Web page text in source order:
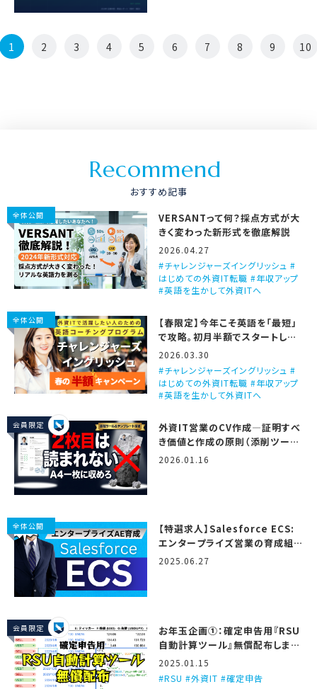
1 2 3 4 5 6 7 8 9 10
Recommend
おすすめ記事
全体公開
VERSANTって何？採点方式が大
きく変わった新形式を徹底解説
2026.04.27
チャレンジャーズイングリッシュ #
はじめての外資IT転職 #年収アップ
#英語を生かして外資ITへ
全体公開
【春限定】今年こそ英語を「最短」
で攻略。初月半額でスタートしま
せんか？
2026.03.30
チャレンジャーズイングリッシュ #
はじめての外資IT転職 #年収アップ
#英語を生かして外資ITへ
会員限定
外資IT営業のCV作成―証明すべ
き価値と作成の原則（添削ツール
＆テンプレート付き）
2026.01.16
全体公開
【特選求人】Salesforce ECS:
エンタープライズ営業の育成組
織…！ (2025/6/27更新)
2025.06.27
会員限定
お年玉企画①：確定申告用『RSU
自動計算ツール』無償配布しま
す！
2025.01.15
RSU #外資IT #確定申告